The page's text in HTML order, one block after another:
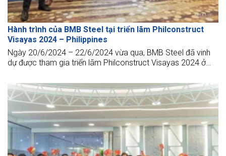
Hành trình của BMB Steel tại triển lãm Philconstruct
Visayas 2024 – Philippines
Ngày 20/6/2024 – 22/6/2024 vừa qua, BMB Steel đã vinh
dự được tham gia triển lãm Philconstruct Visayas 2024 ở
là cơ hội để BMB được gặp gỡ và giao lưu với những khách
hàng tiềm năng.